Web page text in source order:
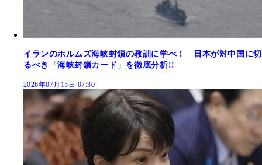
イランのホルムズ海峡封鎖の教訓に学べ！ 日本が対中国に切
るべき「海峡封鎖カード」を徹底分析!!
2026年07月15日 07:30